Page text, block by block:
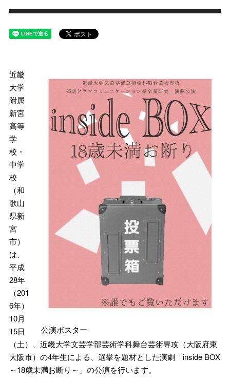
公演ポスター
近畿
大学
附属
新宮
高等
学
校・
中学
校
（和
歌山
県新
宮
市）
は、
平成
28年
（201
6年）
10月
15日
（土）、近畿大学文芸学部芸術学科舞台芸術専攻（大阪府東
大阪市）の4年生による、選挙を題材とした演劇「inside BOX
～18歳未満お断り～」の公演を行います。